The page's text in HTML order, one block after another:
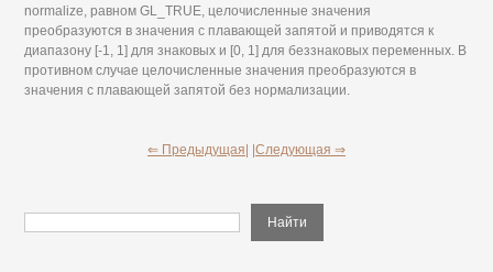
normalize, равном GL_TRUE, целочисленные значения
преобразуются в значения с плавающей запятой и приводятся к
диапазону [-1, 1] для знаковых и [0, 1] для беззнаковых переменных. В
противном случае целочисленные значения преобразуются в
значения с плавающей запятой без нормализации.
⇐ Предыдущая| |Следующая ⇒